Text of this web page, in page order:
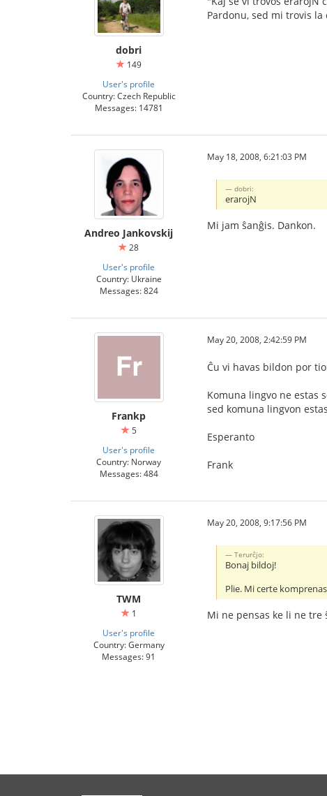
dobri
149
User's profile
Country: Czech Republic
Messages: 14781
Pardonu, sed mi trovis
Andreo Jankovskij
28
User's profile
Country: Ukraine
Messages: 824
May 18, 2008, 6:21:03 PM
dobri:
erarojN
Mi jam ŝanĝis. Dankon.
Frankp
5
User's profile
Country: Norway
Messages: 484
May 20, 2008, 2:42:59 PM
Ĉu vi havas bildon por
Komuna lingvo ne estas
sed komuna lingvon
Esperanto
Frank
TWM
1
User's profile
Country: Germany
Messages: 91
May 20, 2008, 9:17:56 PM
Terurĉjo:
Bonaj bildoj!
Plie. Mi certe
Mi ne pensas ke li ne tre